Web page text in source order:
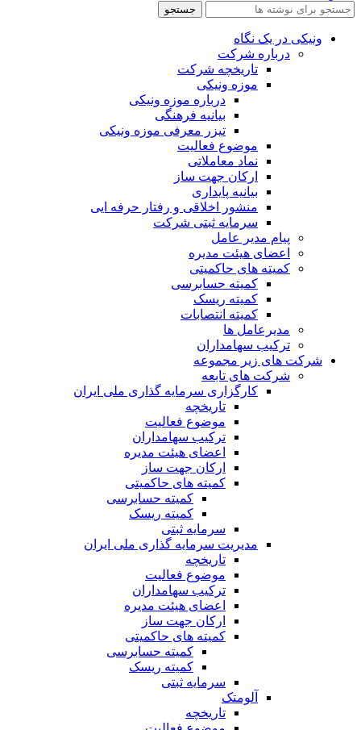
جستجو
ونیکی در یک نگاه
درباره شرکت
تاریخچه شرکت
موزه ونیکی
درباره موزه ونیکی
بیانیه فرهنگی
تیزر معرفی موزه ونیکی
موضوع فعالیت
نماد معاملاتی
ارکان جهت ساز
بیانیه پایداری
منشور اخلاقی و رفتار حرفه ایی
سرمایه ثبتی شرکت
پیام مدیر عامل
اعضای هیئت مدیره
کمیته های حاکمیتی
کمیته حسابرسی
کمیته ریسک
کمیته انتصابات
مدیرعامل ها
ترکیب سهامداران
شرکت های زیر مجموعه
شرکت های تابعه
کارگزاری سرمایه گذاری ملی ایران
تاریخچه
موضوع فعالیت
ترکیب سهامداران
اعضای هیئت مدیره
ارکان جهت ساز
کمیته های حاکمیتی
کمیته حسابرسی
کمیته ریسک
سرمایه ثبتی
مدیریت سرمایه گذاری ملی ایران
تاریخچه
موضوع فعالیت
ترکیب سهامداران
اعضای هیئت مدیره
ارکان جهت ساز
کمیته های حاکمیتی
کمیته حسابرسی
کمیته ریسک
سرمایه ثبتی
آلومتک
تاریخچه